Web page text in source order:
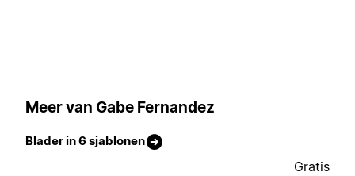
Meer van Gabe Fernandez
Blader in 6 sjablonen
Gratis